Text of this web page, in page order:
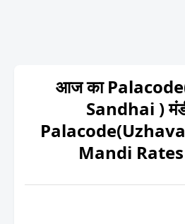
आज का
Sandhai )
Mandi